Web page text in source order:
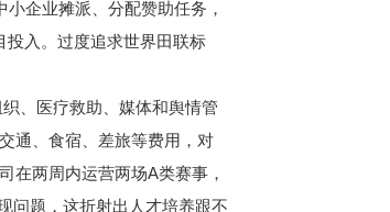
企业摊派、分配赞助任务，
投入。过度追求世界田联标
、医疗救助、媒体和舆情管
通、食宿、差旅等费用，对
在两周内运营两场A类赛事，
问题，这折射出人才培养跟不